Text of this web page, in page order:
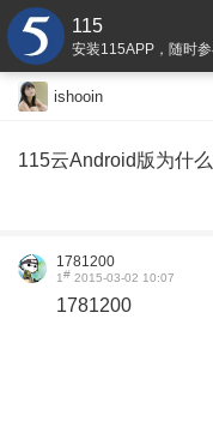
115
安装115APP，随时
ishooin
115云Android版为什
1781200
1# 2015-03-02 10:07
1781200